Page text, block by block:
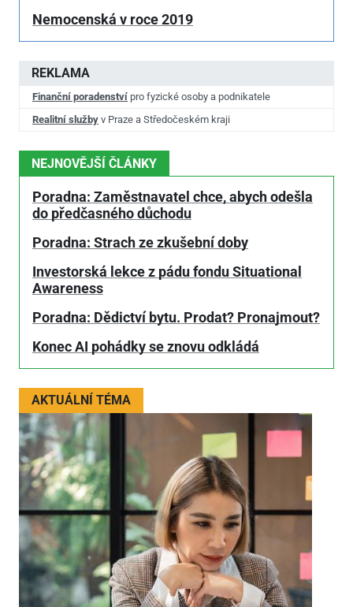
REKLAMA
Finanční poradenství pro fyzické osoby a podnikatele
Realitní služby v Praze a Středočeském kraji
NEJNOVĚJŠÍ ČLÁNKY
Poradna: Zaměstnavatel chce, abych odešla
do předčasného důchodu
Poradna: Strach ze zkušební doby
Investorská lekce z pádu fondu Situational
Awareness
Poradna: Dědictví bytu. Prodat? Pronajmout?
Konec AI pohádky se znovu odkládá
AKTUÁLNÍ TÉMA
Nemocenská v roce 2019